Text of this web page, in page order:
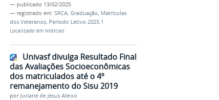
— publicado 13/02/2025
— registrado em: SRCA, Graduação, Matrículas
dos Veteranos, Período Letivo 2025.1
Localizado em Notícias
Univasf divulga Resultado Final
das Avaliações Socioeconômicas
dos matriculados até o 4º
remanejamento do Sisu 2019
por Juciane de Jesus Aleixo